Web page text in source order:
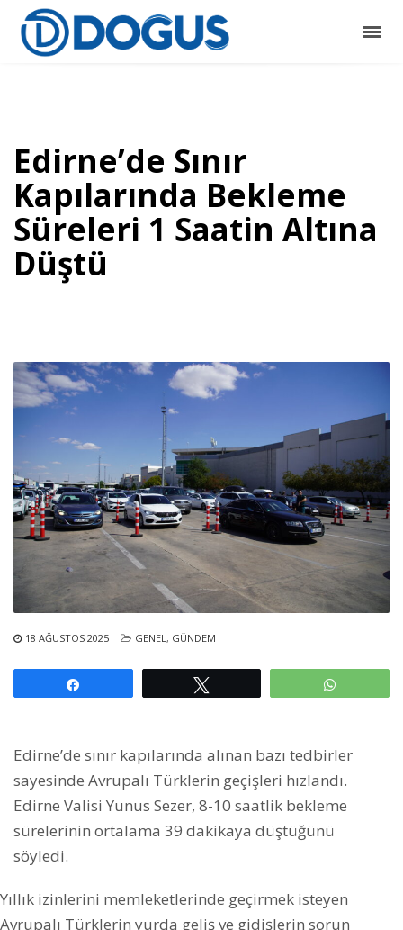
Edirne’de Sınır
Kapılarında Bekleme
Süreleri 1 Saatin Altına
Düştü
18 AĞUSTOS 2025 GENEL , GÜNDEM
Edirne’de sınır kapılarında alınan bazı tedbirler
sayesinde Avrupalı Türklerin geçişleri hızlandı.
Edirne Valisi Yunus Sezer, 8-10 saatlik bekleme
sürelerinin ortalama 39 dakikaya düştüğünü
söyledi.
Yıllık izinlerini memleketlerinde geçirmek isteyen
Avrupalı Türklerin yurda geliş ve gidişlerin sorun